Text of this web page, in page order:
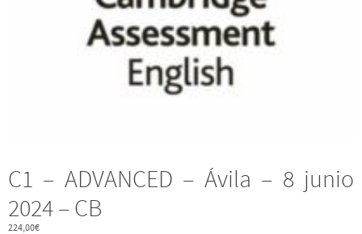
C1 – ADVANCED – Ávila – 8 junio
2024 – CB
224,00€